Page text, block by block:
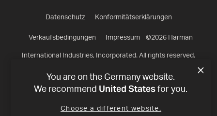
Datenschutz Konformitätserklärungen
Verkaufsbedingungen Impressum ©2026Harman
International Industries, Incorporated. All rights reserved.
You are on the Germany website.
We recommend United States for you.
Choose a different website.